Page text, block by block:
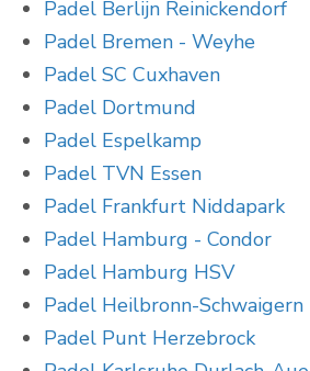
Padel Berlijn Reinickendorf
Padel Bremen - Weyhe
Padel SC Cuxhaven
Padel Dortmund
Padel Espelkamp
Padel TVN Essen
Padel Frankfurt Niddapark
Padel Hamburg - Condor
Padel Hamburg HSV
Padel Heilbronn-Schwaigern
Padel Punt Herzebrock